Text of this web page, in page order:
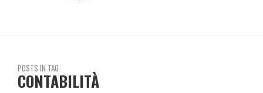
POSTS IN TAG
CONTABILITÀ